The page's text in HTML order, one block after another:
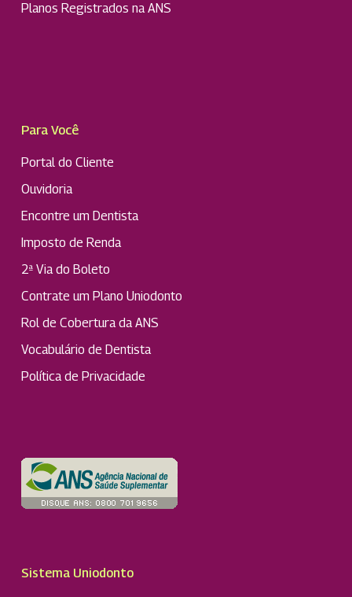
Planos Registrados na ANS
Para Você
Portal do Cliente
Ouvidoria
Encontre um Dentista
Imposto de Renda
2ª Via do Boleto
Contrate um Plano Uniodonto
Rol de Cobertura da ANS
Vocabulário de Dentista
Política de Privacidade
Sistema Uniodonto